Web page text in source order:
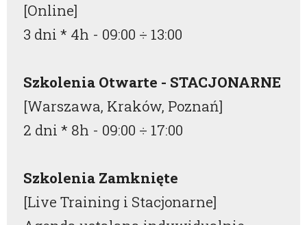
[Online]
3 dni * 4h - 09:00 ÷ 13:00
Szkolenia Otwarte - STACJONARNE
[Warszawa, Kraków, Poznań]
2 dni * 8h - 09:00 ÷ 17:00
Szkolenia Zamknięte
[Live Training i Stacjonarne]